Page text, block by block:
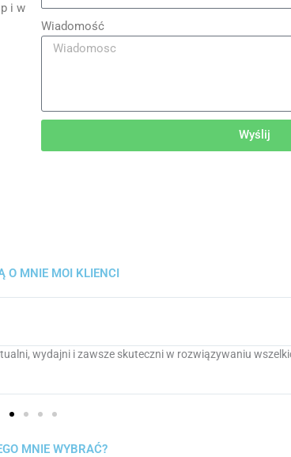
i w
Wiadomość
Wyślij
O MNIE MOI KLIENCI
kilka tygodni przed egzaminami Level A z
pliki przed zainstalowaniem nowego dysku
MNIE WYBRAĆ?